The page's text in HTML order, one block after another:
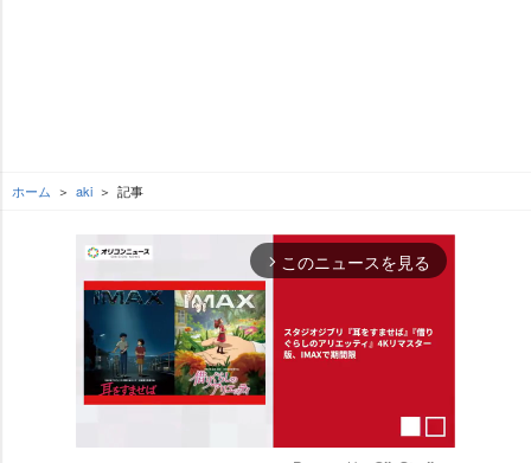
ホーム aki 記事
arrow_forward_ios このニュースを見る